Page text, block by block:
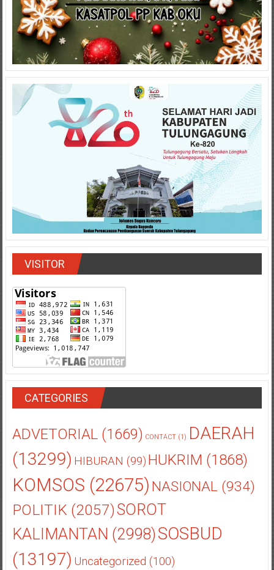
VISITOR
CATEGORIES
ADVETORIAL(1669) CONTACT(1) DAERAH
(13299) HIBURAN (99) HUKRIM (1868)
KOMSOS (22675) NASIONAL(934)
POLITIK(2057)SOROT
KALIMANTAN (2998)SOSBUD
(13197) Uncategorized (100)